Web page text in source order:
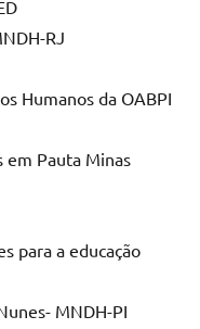
RJ
Humanos da OABPI
em Pauta Minas
para a educação
MNDH-PI